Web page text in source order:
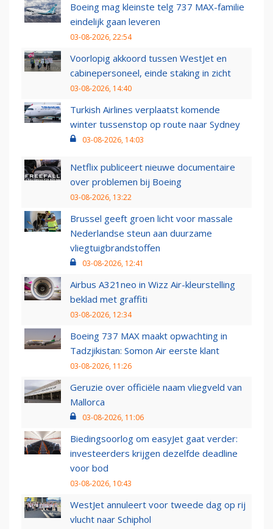
Boeing mag kleinste telg 737 MAX-familie
eindelijk gaan leveren
03-08-2026, 22:54
Voorlopig akkoord tussen WestJet en
cabinepersoneel, einde staking in zicht
03-08-2026, 14:40
Turkish Airlines verplaatst komende
winter tussenstop op route naar Sydney
03-08-2026, 14:03
Netflix publiceert nieuwe documentaire
over problemen bij Boeing
03-08-2026, 13:22
Brussel geeft groen licht voor massale
Nederlandse steun aan duurzame
vliegtuigbrandstoffen
03-08-2026, 12:41
Airbus A321neo in Wizz Air-kleurstelling
beklad met graffiti
03-08-2026, 12:34
Boeing 737 MAX maakt opwachting in
Tadzjikistan: Somon Air eerste klant
03-08-2026, 11:26
Geruzie over officiële naam vliegveld van
Mallorca
03-08-2026, 11:06
Biedingsoorlog om easyJet gaat verder:
investeerders krijgen dezelfde deadline
voor bod
03-08-2026, 10:43
WestJet annuleert voor tweede dag op rij
vlucht naar Schiphol